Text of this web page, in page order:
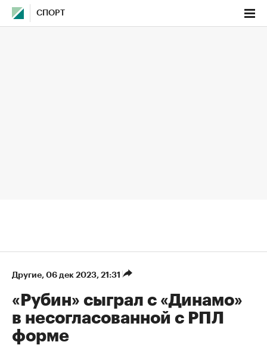
СПОРТ
Другие⁠, 06 дек 2023, 21:31
«Рубин» сыграл с «Динамо»
в несогласованной с РПЛ
форме